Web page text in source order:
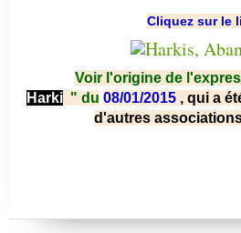
Cliquez sur le
Voir l'origine de
Harki " du 08/01/2015 , qui a
d'autres